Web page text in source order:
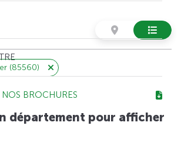
BROCHURES
(85560)
département pour afficher